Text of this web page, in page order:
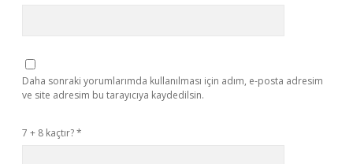
Daha sonraki yorumlarımda kullanılması için adım, e-posta adresim
ve site adresim bu tarayıcıya kaydedilsin.
7 + 8 kaçtır?*